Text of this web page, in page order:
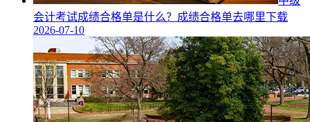
会计考试成绩合格单是什么？成绩合格单去哪里下载
2026-07-10